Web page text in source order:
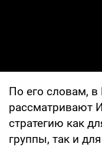
По его словам, в
рассматривают
стратегию как
группы, так и